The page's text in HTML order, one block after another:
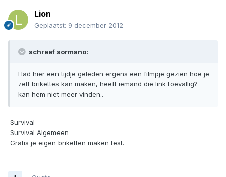
Lion
Geplaatst: 9 december 2012
schreef sormano:
Had hier een tijdje geleden ergens een filmpje gezien hoe je
zelf brikettes kan maken, heeft iemand die link toevallig?
kan hem niet meer vinden..
 Survival
 Survival Algemeen
 Gratis je eigen briketten maken test.